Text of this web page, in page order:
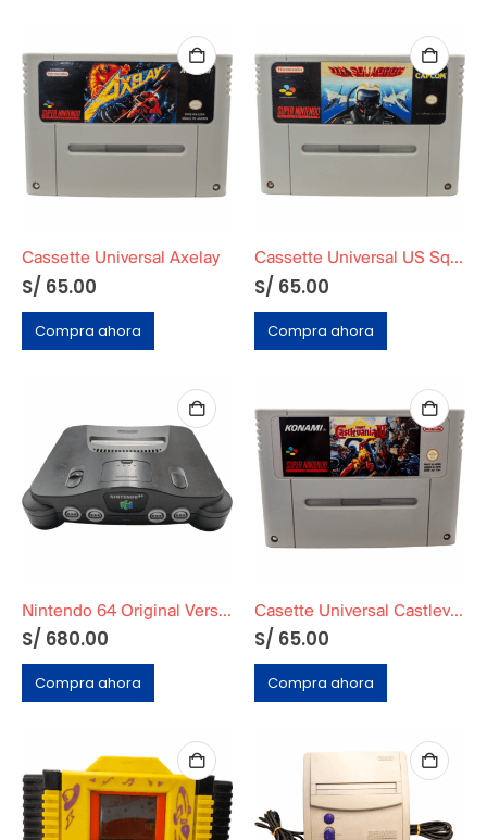
Cassette Universal Axelay
S/ 65.00
Compra ahora
Cassette Universal US Squadron
S/ 65.00
Compra ahora
Nintendo 64 Original Versión Japonesa + Un Mando + Todos los cables
S/ 680.00
Compra ahora
Casette Universal Castlevania IV
S/ 65.00
Compra ahora